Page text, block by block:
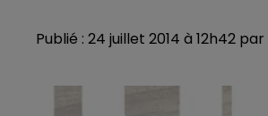
Publié : 24 juillet 2014 à 12h42